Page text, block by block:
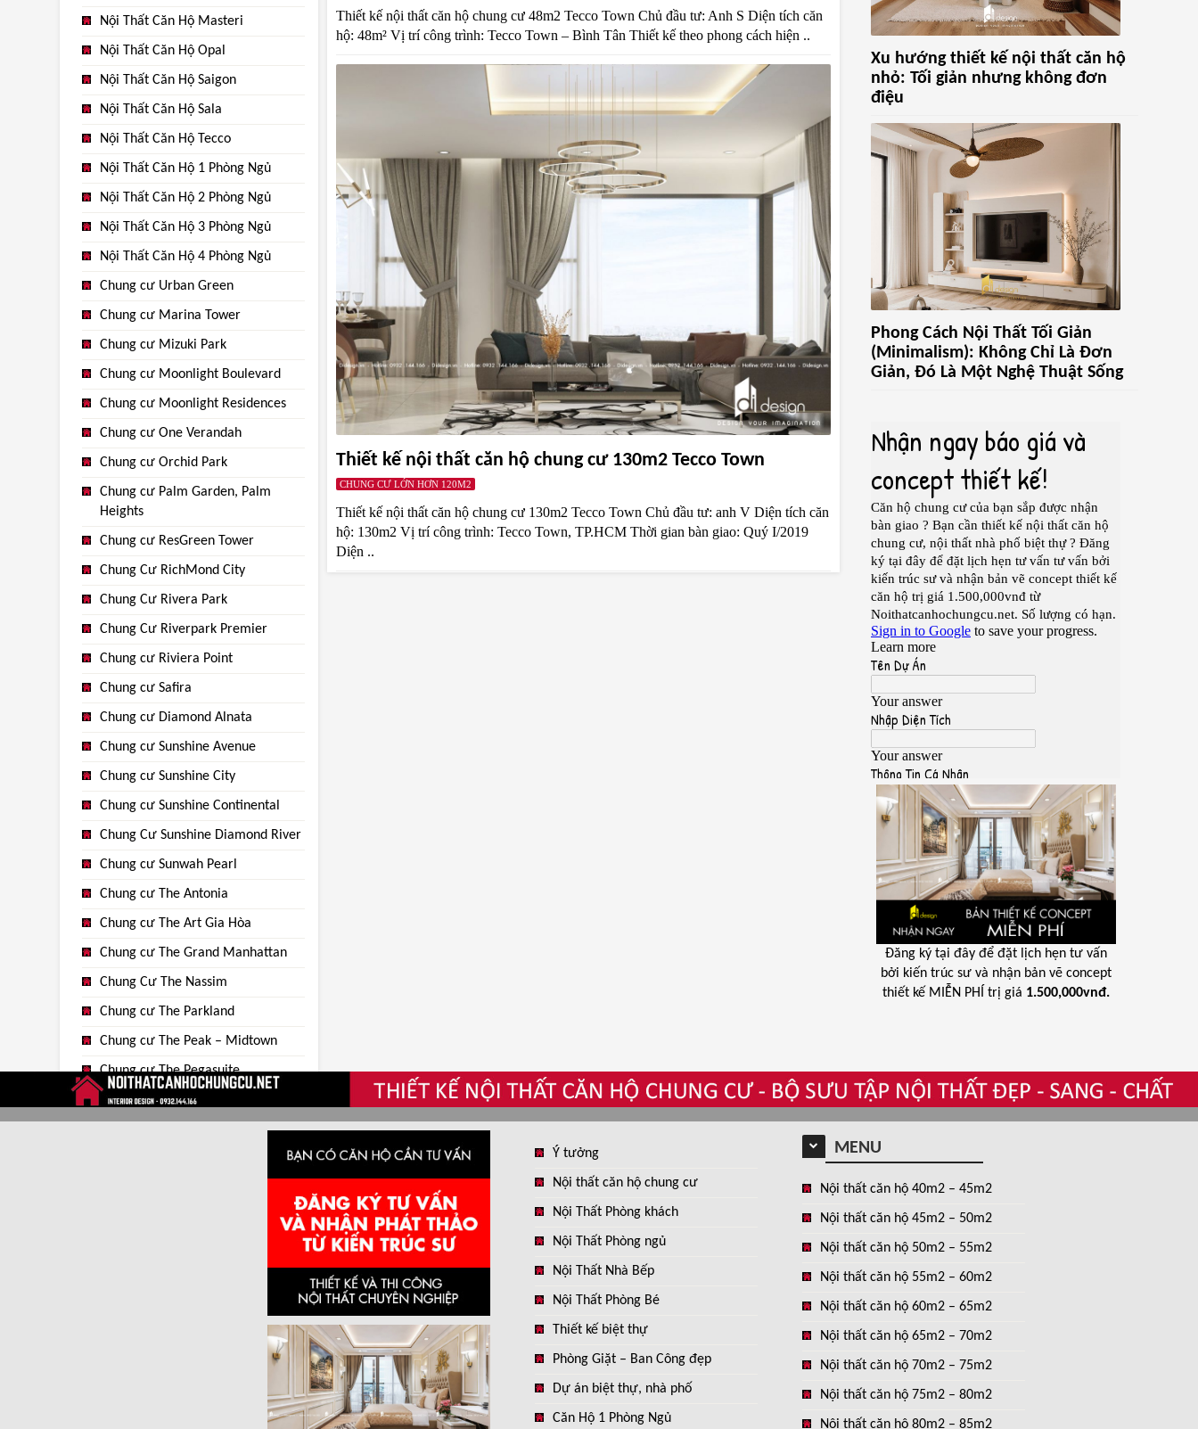
Nội Thất Căn Hộ Masteri
Nội Thất Căn Hộ Opal
Nội Thất Căn Hộ Saigon
Nội Thất Căn Hộ Sala
Nội Thất Căn Hộ Tecco
Nội Thất Căn Hộ 1 Phòng Ngủ
Nội Thất Căn Hộ 2 Phòng Ngủ
Nội Thất Căn Hộ 3 Phòng Ngủ
Nội Thất Căn Hộ 4 Phòng Ngủ
Chung cư Urban Green
Chung cư Marina Tower
Chung cư Mizuki Park
Chung cư Moonlight Boulevard
Chung cư Moonlight Residences
Chung cư One Verandah
Chung cư Orchid Park
Chung cư Palm Garden, Palm
Heights
Chung cư ResGreen Tower
Chung Cư RichMond City
Chung Cư Rivera Park
Chung Cư Riverpark Premier
Chung cư Riviera Point
Chung cư Safira
Chung cư Diamond Alnata
Chung cư Sunshine Avenue
Chung cư Sunshine City
Chung cư Sunshine Continental
Chung Cư Sunshine Diamond River
Chung cư Sunwah Pearl
Chung cư The Antonia
Chung cư The Art Gia Hòa
Chung cư The Grand Manhattan
Chung Cư The Nassim
Chung cư The Parkland
Chung cư The Peak – Midtown
Chung cư The Pegasuite
Chung cư Diamond Centery
Chung cư Masteri Millennium
Thiết kế nội thất căn hộ chung cư 48m2 Tecco Town Chủ đầu tư: Anh S Diện tích căn
hộ: 48m² Vị trí công trình: Tecco Town – Bình Tân Thiết kế theo phong cách hiện ..
Thiết kế nội thất căn hộ chung cư 130m2 Tecco Town
CHUNG CƯ LỚN HƠN 120M2
Thiết kế nội thất căn hộ chung cư 130m2 Tecco Town Chủ đầu tư: anh V Diện tích căn
hộ: 130m2 Vị trí công trình: Tecco Town, TP.HCM Thời gian bàn giao: Quý I/2019
Diện ..
Xu hướng thiết kế nội thất căn hộ
nhỏ: Tối giản nhưng không đơn
điệu
Phong Cách Nội Thất Tối Giản
(Minimalism): Không Chỉ Là Đơn
Giản, Đó Là Một Nghệ Thuật Sống
Đăng ký tại đây để đặt lịch hẹn tư vấn
bởi kiến trúc sư và nhận bản vẽ concept
thiết kế MIỄN PHÍ trị giá 1.500,000vnđ.
Ý tưởng
Nội thất căn hộ chung cư
Nội Thất Phòng khách
Nội Thất Phòng ngủ
Nội Thất Nhà Bếp
Nội Thất Phòng Bé
Thiết kế biệt thự
Phòng Giặt – Ban Công đẹp
Dự án biệt thự, nhà phố
Căn Hộ 1 Phòng Ngủ
MENU
Nội thất căn hộ 40m2 – 45m2
Nội thất căn hộ 45m2 – 50m2
Nội thất căn hộ 50m2 – 55m2
Nội thất căn hộ 55m2 – 60m2
Nội thất căn hộ 60m2 – 65m2
Nội thất căn hộ 65m2 – 70m2
Nội thất căn hộ 70m2 – 75m2
Nội thất căn hộ 75m2 – 80m2
Nội thất căn hộ 80m2 – 85m2